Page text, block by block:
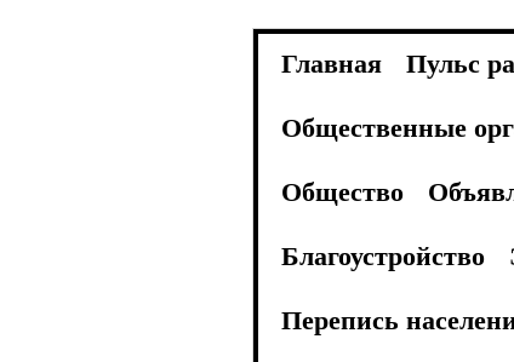
Главная Пульс
Общественные
Общество
Благоустройство
Перепись